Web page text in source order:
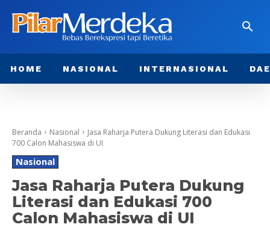
HOME NASIONAL INTERNASIONAL
Beranda Nasional
Jasa Raharja Putera Dukung Literasi dan Edukasi
700 Calon Mahasiswa di UI
Nasional
Jasa Raharja Putera Dukung
Literasi dan Edukasi 700
Calon Mahasiswa di UI